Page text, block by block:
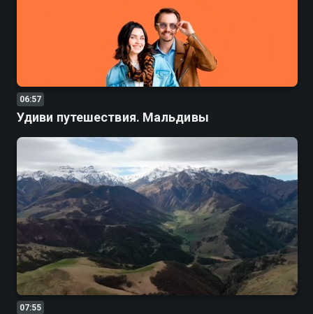
06:57
Удиви путешествия. Мальдивы
07:55